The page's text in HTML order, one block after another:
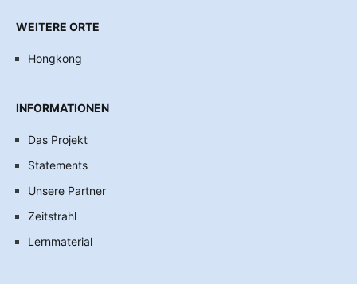
WEITERE ORTE
Hongkong
INFORMATIONEN
Das Projekt
Statements
Unsere Partner
Zeitstrahl
Lernmaterial